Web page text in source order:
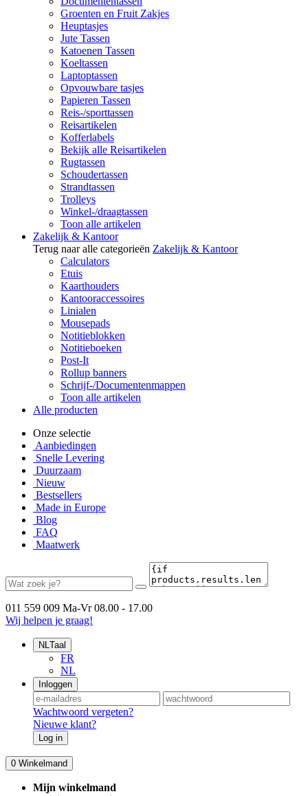
Groenten en Fruit Zakjes
Heuptasjes
Jute Tassen
Katoenen Tassen
Koeltassen
Laptoptassen
Opvouwbare tasjes
Papieren Tassen
Reis-/sporttassen
Reisartikelen
Kofferlabels
Bekijk alle Reisartikelen
Rugtassen
Schoudertassen
Strandtassen
Trolleys
Winkel-/draagtassen
Toon alle artikelen
Zakelijk & Kantoor
Terug naar alle categorieën Zakelijk & Kantoor
Calculators
Etuis
Kaarthouders
Kantooraccessoires
Linialen
Mousepads
Notitieblokken
Notitieboeken
Post-It
Rollup banners
Schrijf-/Documentenmappen
Toon alle artikelen
Alle producten
Onze selectie
Aanbiedingen
Snelle Levering
Duurzaam
Nieuw
Bestsellers
Made in Europe
Blog
FAQ
Maatwerk
011 559 009 Ma-Vr 08.00 - 17.00
Wij helpen je graag!
NLTaal
FR
NL
Inloggen
Wachtwoord vergeten?
Nieuwe klant?
Log in
0 Winkelmand
Mijn winkelmand